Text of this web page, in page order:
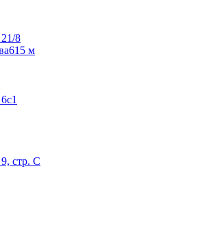
8
615 м
стр. С